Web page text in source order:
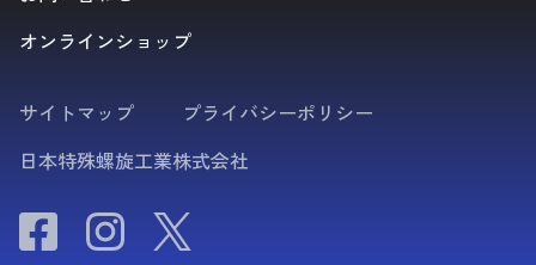
オンラインショップ
サイトマップ
プライバシーポリシー
日本特殊螺旋工業株式会社